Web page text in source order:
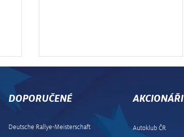
Autoklub ČR
Deutsche Rallye-Meisterschaft
AKCIONÁŘI
DOPORUČENÉ